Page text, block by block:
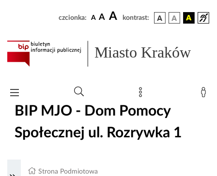
czcionka: A A A kontrast:
Miasto Kraków
BIP MJO - Dom Pomocy
Społecznej ul. Rozrywka 1
Strona Podmiotowa